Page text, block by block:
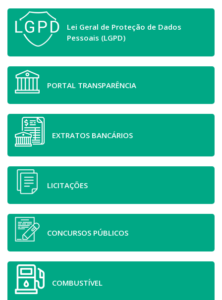
Lei Geral de Proteção de Dados
Pessoais (LGPD)
PORTAL TRANSPARÊNCIA
EXTRATOS BANCÁRIOS
LICITAÇÕES
CONCURSOS PÚBLICOS
COMBUSTÍVEL